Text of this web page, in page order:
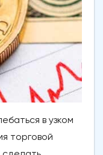
в узком
торговой